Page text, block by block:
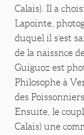
Calais). Il a
Lapointe,
duquel il s’est
de la naissnce
Guiguoz est
Philosophe à
des
Ensuite, le
Calais) une